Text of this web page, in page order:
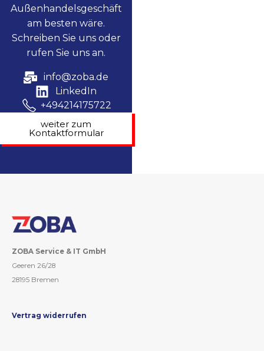
Außenhandelsgeschäft
am besten wäre.
Schreiben Sie uns oder
rufen Sie uns an.
info@zoba.de
LinkedIn
+494214175722
weiter zum
Kontaktformular
ZOBA Service & IT GmbH
Geeren 26/28
28195 Bremen
Vertrag widerrufen